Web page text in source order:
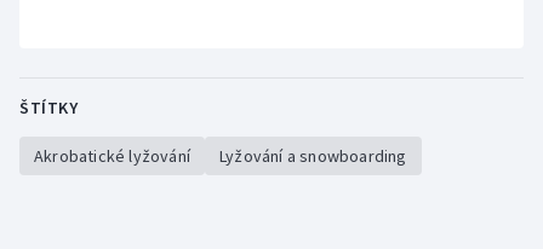
ŠTÍTKY
Akrobatické lyžování Lyžování a snowboarding